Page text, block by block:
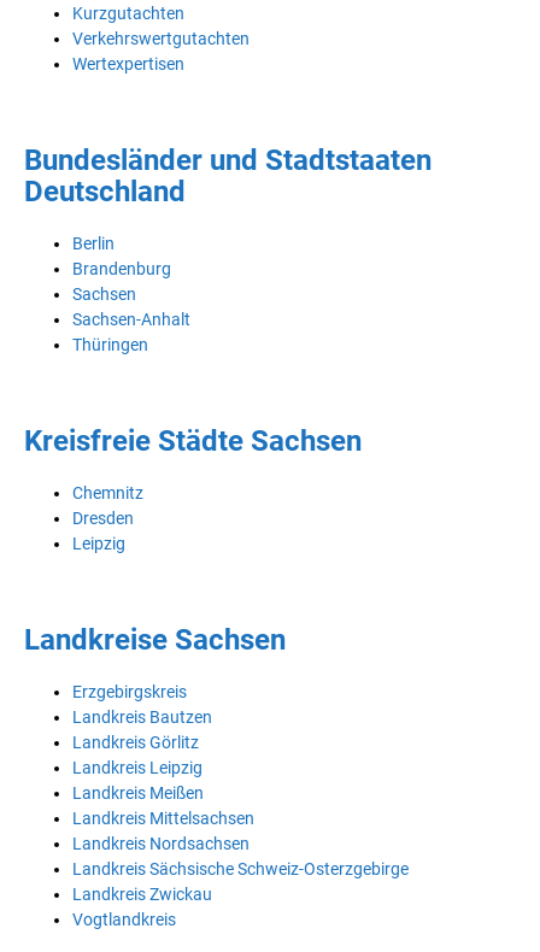
Kurzgutachten
Verkehrswertgutachten
Wertexpertisen
Bundesländer und Stadtstaaten
Deutschland
Berlin
Brandenburg
Sachsen
Sachsen-Anhalt
Thüringen
Kreisfreie Städte Sachsen
Chemnitz
Dresden
Leipzig
Landkreise Sachsen
Erzgebirgskreis
Landkreis Bautzen
Landkreis Görlitz
Landkreis Leipzig
Landkreis Meißen
Landkreis Mittelsachsen
Landkreis Nordsachsen
Landkreis Sächsische Schweiz-Osterzgebirge
Landkreis Zwickau
Vogtlandkreis